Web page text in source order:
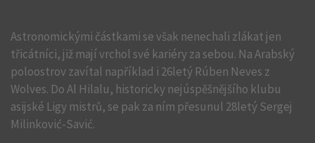
Astronomickými částkami se však nenechali zlákat jen
třicátníci, již mají vrchol své kariéry za sebou. Na Arabský
poloostrov zavítal například i 26letý Rúben Neves z
Wolves. Do Al Hilalu, historicky nejúspěšnějšího klubu
asijské Ligy mistrů, se pak za ním přesunul 28letý Sergej
Milinković-Savić.